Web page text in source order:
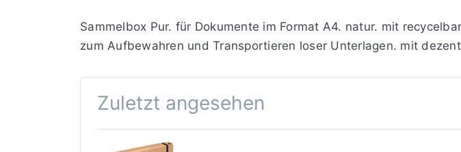
Sammelbox Pur. für Dokumente im Format A4. natur. mit
zum Aufbewahren und Transportieren loser Unterlagen. mit
Zuletzt angesehen